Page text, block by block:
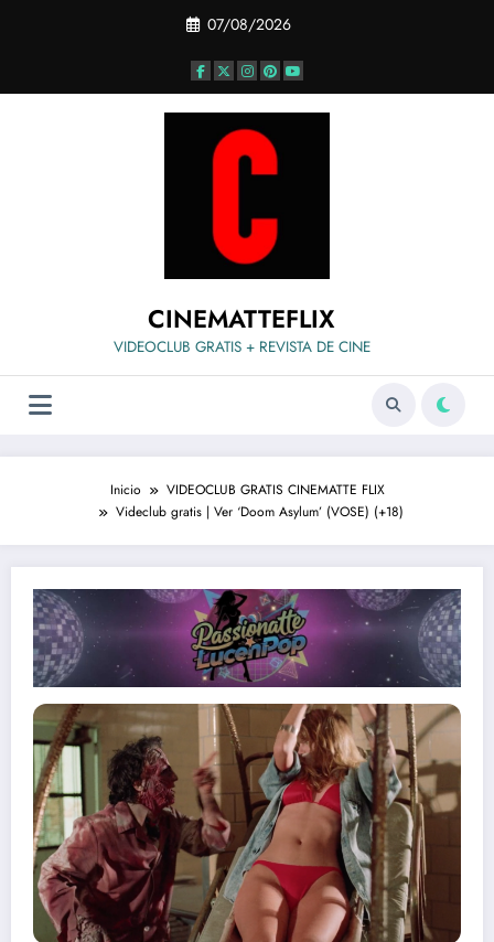
07/08/2026
CINEMATTEFLIX
VIDEOCLUB GRATIS + REVISTA DE CINE
Inicio
VIDEOCLUB GRATIS CINEMATTE FLIX
Videclub gratis | Ver ‘Doom Asylum’ (VOSE) (+18)